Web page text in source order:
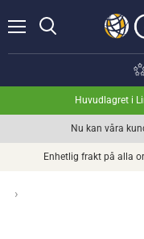
Huvudlagret i
Nu kan våra
Enhetlig frakt på alla
›